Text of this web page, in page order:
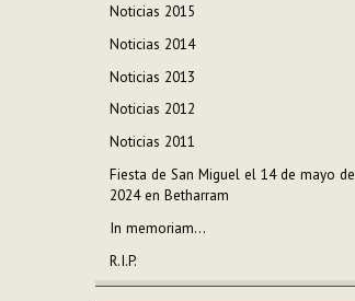
Noticias 2015
Noticias 2014
Noticias 2013
Noticias 2012
Noticias 2011
Fiesta de San Miguel el 14 de mayo de
2024 en Betharram
In memoriam...
R.I.P.